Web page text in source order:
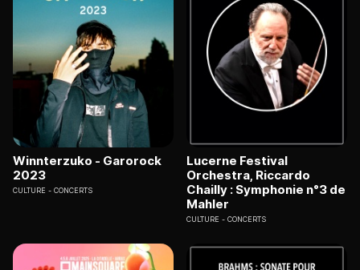
Winnterzuko - Garorock
2023
CULTURE CONCERTS
Lucerne Festival
Orchestra, Riccardo
Chailly : Symphonie n°3 de
Mahler
CULTURE CONCERTS